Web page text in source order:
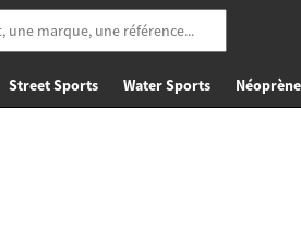
Street Sports Water Sports Néoprène